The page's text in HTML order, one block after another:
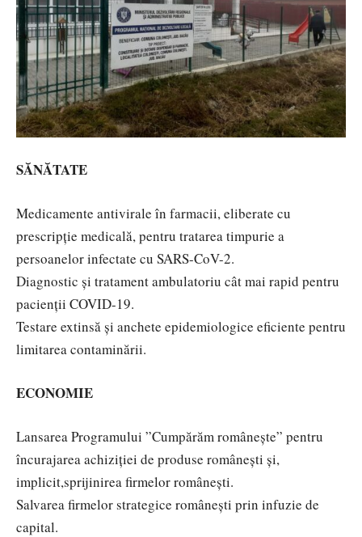
SĂNĂTATE
Medicamente antivirale în farmacii, eliberate cu
prescripție medicală, pentru tratarea timpurie a
persoanelor infectate cu SARS-CoV-2.
Diagnostic și tratament ambulatoriu cât mai rapid pentru
pacienții COVID-19.
Testare extinsă și anchete epidemiologice eficiente pentru
limitarea contaminării.
ECONOMIE
Lansarea Programului ”Cumpărăm românește” pentru
încurajarea achiziției de produse românești și,
implicit,sprijinirea firmelor românești.
Salvarea firmelor strategice românești prin infuzie de
capital.